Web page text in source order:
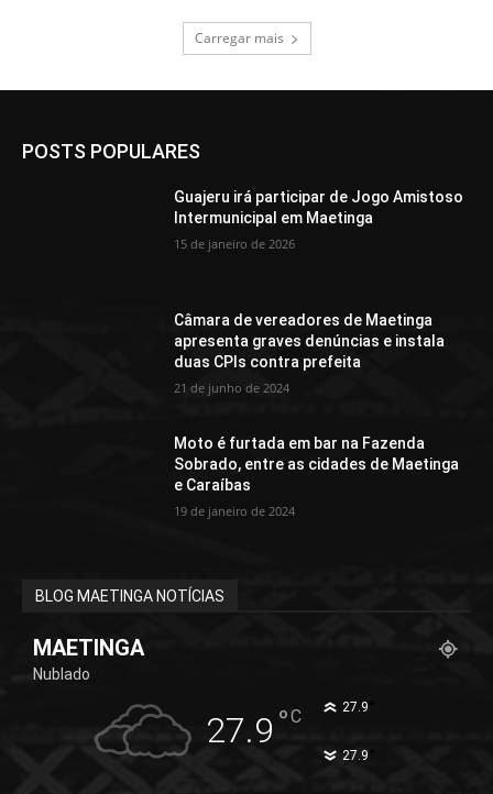
Carregar mais
POSTS POPULARES
Guajeru irá participar de Jogo Amistoso
Intermunicipal em Maetinga
15 de janeiro de 2026
Câmara de vereadores de Maetinga
apresenta graves denúncias e instala
duas CPIs contra prefeita
21 de junho de 2024
Moto é furtada em bar na Fazenda
Sobrado, entre as cidades de Maetinga
e Caraíbas
19 de janeiro de 2024
BLOG MAETINGA NOTÍCIAS
MAETINGA
Nublado
27.9 °C 27.9
27.9